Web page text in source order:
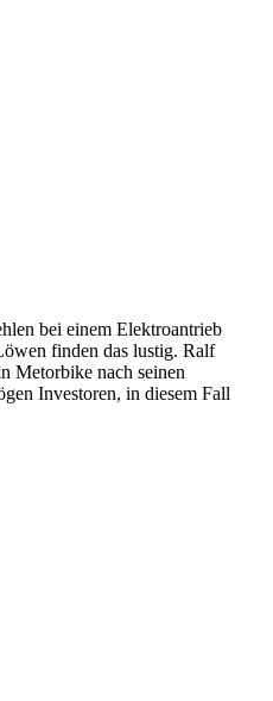
bei einem Elektroantrieb
finden das lustig. Ralf
Metorbike nach seinen
Investoren, in diesem Fall